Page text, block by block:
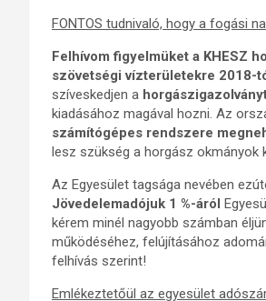
FONTOS tudnivaló, hogy a fogási
Felhívom figyelmüket a KHESZ
szövetségi vízterületekre 2018-
szíveskedjen a
kiadásához magával hozni. Az
számítógépes rendszere
lesz szükség a horgász okmányok
Az Egyesület tagsága nevében
Jövedelemadójuk 1 %-áról
kérem minél nagyobb számban
működéséhez, felújításához
felhívás szerint!
Emlékeztetőül az egyesület